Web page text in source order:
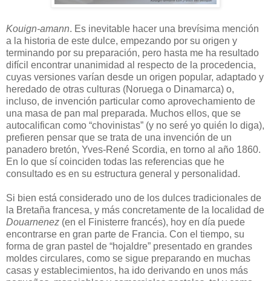
Kouign-amann. Es inevitable hacer una brevísima mención
a la historia de este dulce, empezando por su origen y
terminando por su preparación, pero hasta me ha resultado
difícil encontrar unanimidad al respecto de la procedencia,
cuyas versiones varían desde un origen popular, adaptado y
heredado de otras culturas (Noruega o Dinamarca) o,
incluso, de invención particular como aprovechamiento de
una masa de pan mal preparada. Muchos ellos, que se
autocalifican como “chovinistas” (y no seré yo quién lo diga),
prefieren pensar que se trata de una invención de un
panadero bretón, Yves-René Scordia, en torno al año 1860.
En lo que sí coinciden todas las referencias que he
consultado es en su estructura general y personalidad.
Si bien está considerado uno de los dulces tradicionales de
la Bretaña francesa, y más concretamente de la localidad de
Douarnenez (en el Finisterre francés), hoy en día puede
encontrarse en gran parte de Francia. Con el tiempo, su
forma de gran pastel de “hojaldre” presentado en grandes
moldes circulares, como se sigue preparando en muchas
casas y establecimientos, ha ido derivando en unos más